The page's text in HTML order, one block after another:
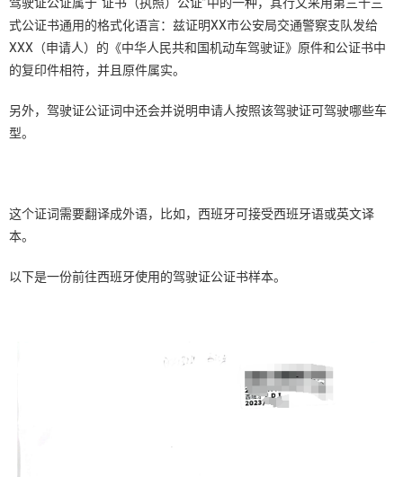
式公证书通用的格式化语言：兹证明XX市公安局交通警察支队发给
XXX（申请人）的《中华人民共和国机动车驾驶证》原件和公证书中
的复印件相符，并且原件属实。
另外，驾驶证公证词中还会并说明申请人按照该驾驶证可驾驶哪些车
型。
这个证词需要翻译成外语，比如，西班牙可接受西班牙语或英文译
本。
以下是一份前往西班牙使用的驾驶证公证书样本。